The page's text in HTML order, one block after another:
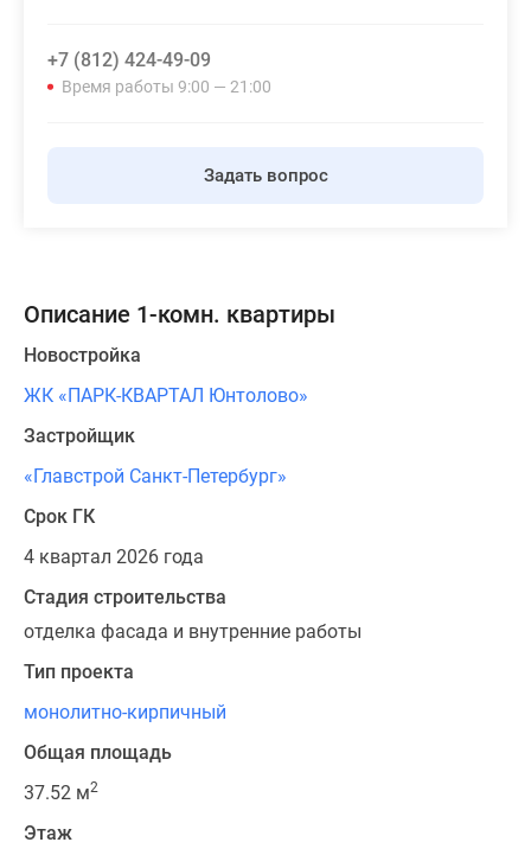
+7 (812) 424-49-09
Время работы 9:00 — 21:00
Задать вопрос
Описание 1-комн. квартиры
Новостройка
ЖК «ПАРК-КВАРТАЛ Юнтолово»
Застройщик
«Главстрой Санкт-Петербург»
Срок ГК
4 квартал 2026 года
Стадия строительства
отделка фасада и внутренние работы
Тип проекта
монолитно-кирпичный
Общая площадь
37.52 м2
Этаж